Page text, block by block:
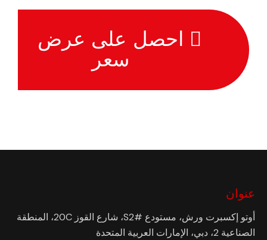
احصل على عرض
سعر
عنوان
أوتو إكسبرت ورش، مستودع #S2، شارع القوز 20C، المنطقة
الصناعية 2، دبي، الإمارات العربية المتحدة